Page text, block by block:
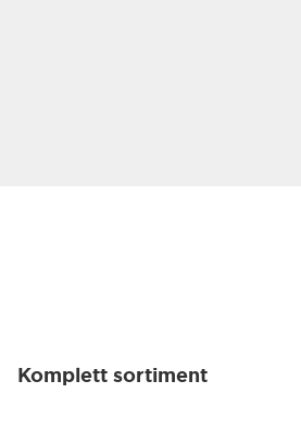
Komplett sortiment